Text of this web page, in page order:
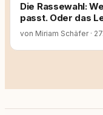
Die Rassewahl:
passt. Oder das
von Miriam Schäfer ·